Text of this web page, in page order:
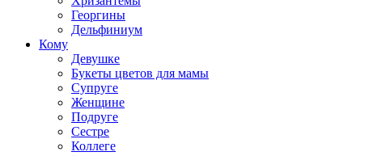
Георгины
Дельфиниум
Кому
Девушке
Букеты цветов для мамы
Супруге
Женщине
Подруге
Сестре
Коллеге